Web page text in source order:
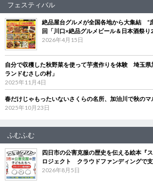
フェスティバル
絶品屋台グルメが全国各地から大集結 “
回「川口×絶品グルメビール＆日本酒祭
2026年4月15日
自分で収穫した秋野菜を使って芋煮作りを体験 埼玉県
ランドむさしの村」
2025年11月4日
春だけじゃもったいないさくらの名所、加治川で秋のマ
2025年10月23日
ふむふむ
四日市の公害克服の歴史を伝える絵本『
ロジェクト クラウドファンディングで
2026年8月5日